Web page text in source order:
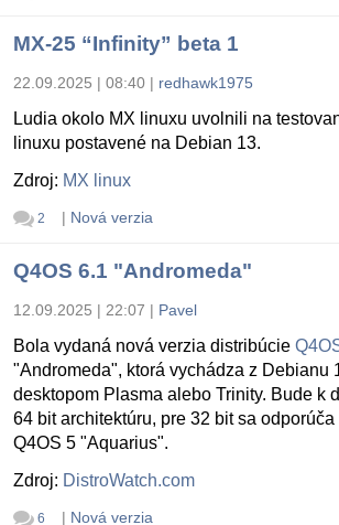
MX-25 “Infinity” beta 1
22.09.2025 | 08:40 | redhawk1975
Ludia okolo MX linuxu uvolnili na
linuxu postavené na Debian 13.
Zdroj: MX linux
2 | Nová verzia
Q4OS 6.1 "Andromeda"
12.09.2025 | 22:07 | Pavel
Bola vydaná nová verzia distribúcie
"Andromeda", ktorá vychádza z Debianu
desktopom Plasma alebo Trinity. Bude k
64 bit architektúru, pre 32 bit sa
Q4OS 5 "Aquarius".
Zdroj: DistroWatch.com
6 | Nová verzia